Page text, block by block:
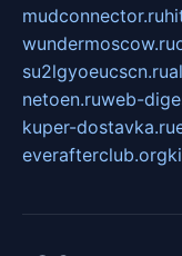
mudconnector.ru
wundermoscow.ru
su2lgyoeucscn.ru
netoen.ruweb-
kuper-dostavka.ru
everafterclub.org